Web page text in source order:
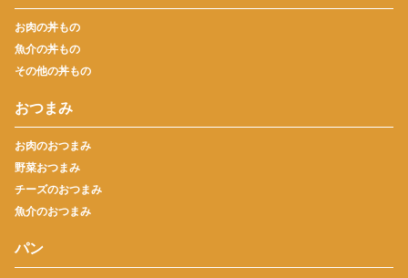
お肉の丼もの
魚介の丼もの
その他の丼もの
おつまみ
お肉のおつまみ
野菜おつまみ
チーズのおつまみ
魚介のおつまみ
パン